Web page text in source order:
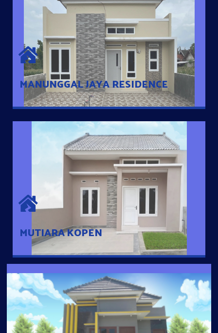
MANUNGGAL JAYA RESIDENCE
MANUNGGAL JAYA RESIDENCE
Cluster Exclusive dengan one Gate System, terdapat taman
mini dan memiliki jarak 200m dari jalan nasional serta dekat
dengan pusat kota
MUTIARA KOPEN
MUTIARA KOPEN
Hunian nyaman dengan suasana pedesaan. 10 menit dari pusat
kota, 2 menit dari Ring Road
BGF HOUSE